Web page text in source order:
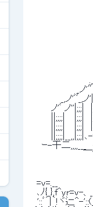
(
⊂
,, -‐-
（
_.,／|ﾞﾞﾞ
._ノ'″　 |＠|
,,ノ'″　
_,ノ'″ _,,,ノ
._,ノ'″_,ノ
_ノ'″_,ノ'|;;;|
_,ノ'ﾞﾞ_,ノ'|;;;|
ノ'ﾞ ノ''|;;;|　|;;;|
||;;;;|　 |;;;|　|;;;|
||;;;;| 　|;;;|　
||;;;;|__,,|;;;|､-ｰ
ｰ-干二,,,,___
￣ﾞﾞﾞ^'─ｰ--､､
￣~~'ー--､
￣~~ー-
=v=.__ 　　　　
､ﾉ{_},f^yr=v-、
'::ﾞ´|｀!ヾ辷^-